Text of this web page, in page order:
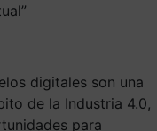
digitales son una
de la Industria 4.0,
para